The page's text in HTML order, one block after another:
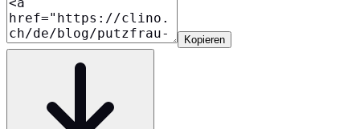
Kopieren